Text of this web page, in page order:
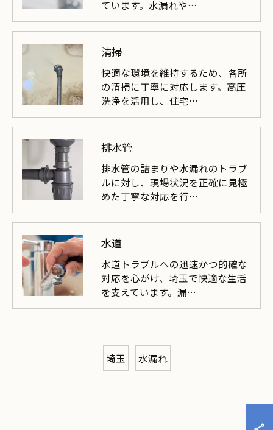
ています。水漏れや…
清掃
快適な環境を維持するため、各所
の清掃に丁寧に対応します。高圧
洗浄を活用し、住宅…
排水管
排水管の詰まりや水漏れのトラブ
ルに対し、現場状況を正確に見極
めた丁寧な対応を行…
水道
水道トラブルへの迅速かつ的確な
対応を心がけ、埼玉で快適な生活
を支えています。漏…
埼玉 水漏れ